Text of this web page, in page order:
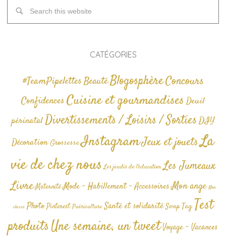
CATÉGORIES
#TeamPipelettesBeautéBlogosphèreConcours
Confidences Cuisine et gourmandises Deuil
périnatalDivertissements / Loisirs / SortiesDIY
Décoration GrossesseInstagramJeux et jouetsLa
vie de chez nous Les jeudis de l'éducation Les Jumeaux
Livre Maternité Mode - Habillement - AccessoiresMon ange Non
classé Photo Pinterest Puériculture Santé et solidarité Swap TagTest
produitsUne semaine, un tweetVoyage - Vacances